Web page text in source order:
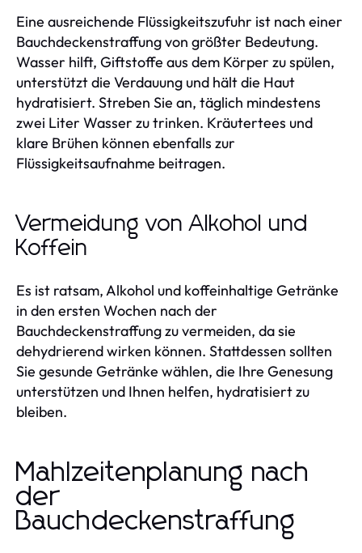
Eine ausreichende Flüssigkeitszufuhr ist nach einer
Bauchdeckenstraffung von größter Bedeutung.
Wasser hilft, Giftstoffe aus dem Körper zu spülen,
unterstützt die Verdauung und hält die Haut
hydratisiert. Streben Sie an, täglich mindestens
zwei Liter Wasser zu trinken. Kräutertees und
klare Brühen können ebenfalls zur
Flüssigkeitsaufnahme beitragen.
Vermeidung von Alkohol und
Koffein
Es ist ratsam, Alkohol und koffeinhaltige Getränke
in den ersten Wochen nach der
Bauchdeckenstraffung zu vermeiden, da sie
dehydrierend wirken können. Stattdessen sollten
Sie gesunde Getränke wählen, die Ihre Genesung
unterstützen und Ihnen helfen, hydratisiert zu
bleiben.
Mahlzeitenplanung nach
der
Bauchdeckenstraffung